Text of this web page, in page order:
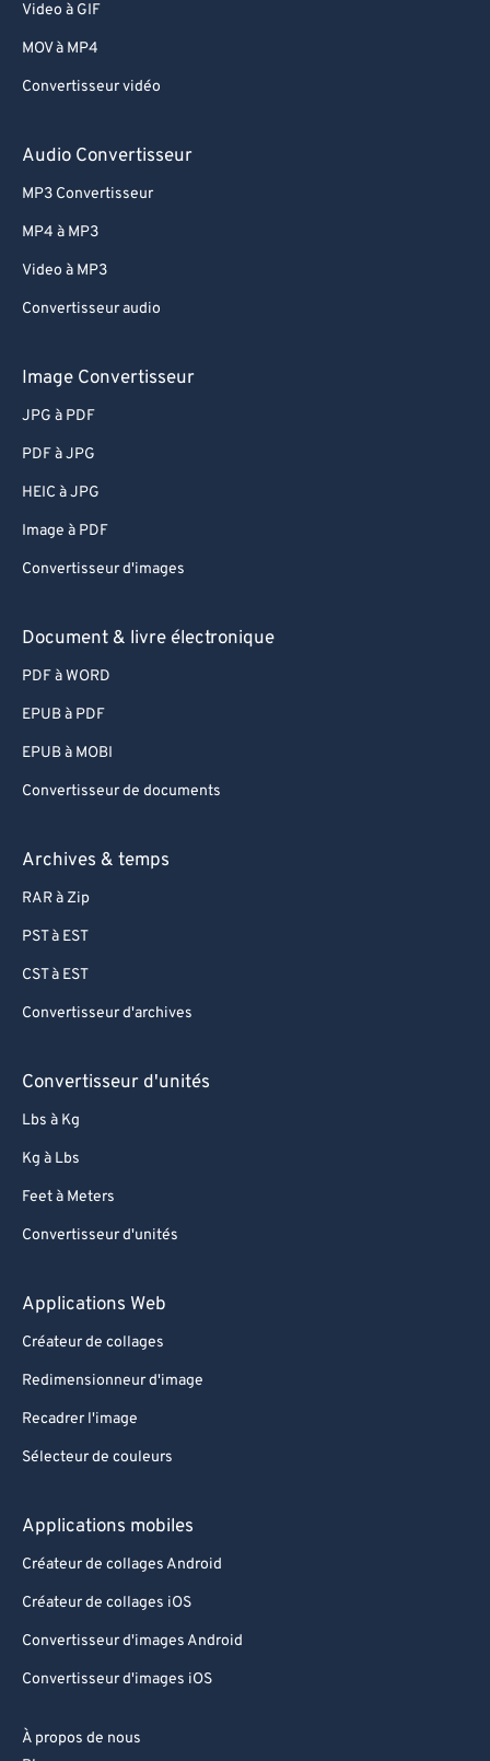
Video à GIF
MOV à MP4
Convertisseur vidéo
Audio Convertisseur
MP3 Convertisseur
MP4 à MP3
Video à MP3
Convertisseur audio
Image Convertisseur
JPG à PDF
PDF à JPG
HEIC à JPG
Image à PDF
Convertisseur d'images
Document & livre électronique
PDF à WORD
EPUB à PDF
EPUB à MOBI
Convertisseur de documents
Archives & temps
RAR à Zip
PST à EST
CST à EST
Convertisseur d'archives
Convertisseur d'unités
Lbs à Kg
Kg à Lbs
Feet à Meters
Convertisseur d'unités
Applications Web
Créateur de collages
Redimensionneur d'image
Recadrer l'image
Sélecteur de couleurs
Applications mobiles
Créateur de collages Android
Créateur de collages iOS
Convertisseur d'images Android
Convertisseur d'images iOS
À propos de nous